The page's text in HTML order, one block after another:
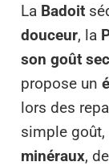
La Badoit
douceur, la
son goût sec
propose un
lors des
simple
minéraux,